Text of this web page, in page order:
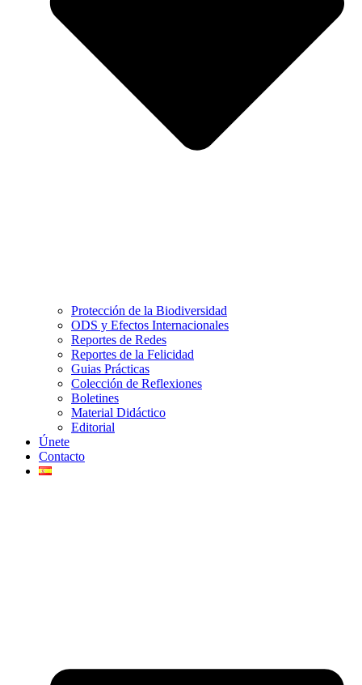
Protección de la Biodiversidad
ODS y Efectos Internacionales
Reportes de Redes
Reportes de la Felicidad
Guias Prácticas
Colección de Reflexiones
Boletines
Material Didáctico
Editorial
Únete
Contacto